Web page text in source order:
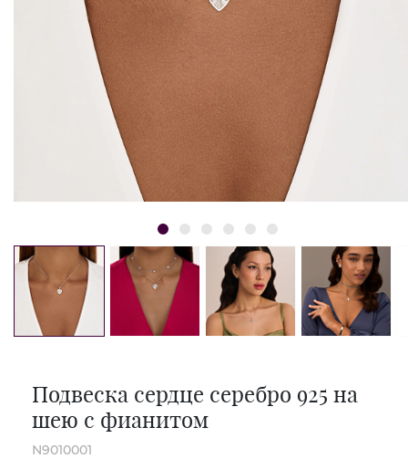
Подвеска сердце серебро 925 на
шею с фианитом
N9010001